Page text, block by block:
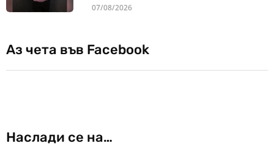
07/08/2026
Аз чета във Facebook
Наслади се на…